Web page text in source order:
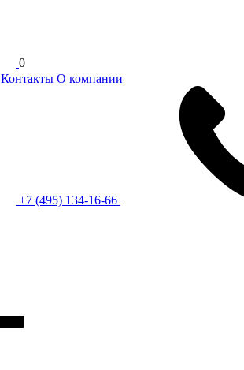
0
Контакты О компании
+7 (495) 134-16-66